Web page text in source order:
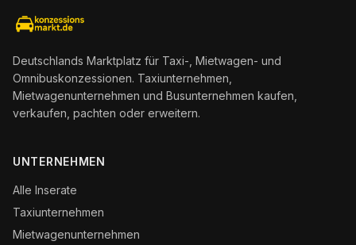
Deutschlands Marktplatz für Taxi-, Mietwagen- und
Omnibuskonzessionen. Taxiunternehmen,
Mietwagenunternehmen und Busunternehmen kaufen,
verkaufen, pachten oder erweitern.
UNTERNEHMEN
Alle Inserate
Taxiunternehmen
Mietwagenunternehmen